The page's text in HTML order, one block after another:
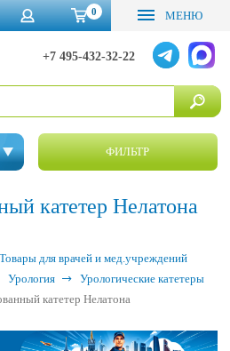
0 МЕНЮ
+7 495-432-32-22
ФИЛЬТР
катетер Нелатона
Товары для врачей и мед.учреждений
Урология
Урологические катетеры
катетер Нелатона